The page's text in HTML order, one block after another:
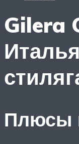
Gilera
Плюсы